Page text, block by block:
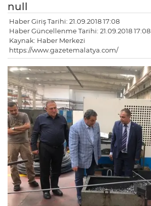
null
Haber Giriş Tarihi: 21.09.2018 17:08
Haber Güncellenme Tarihi: 21.09.2018 17:08
Kaynak: Haber Merkezi
https://www.gazetemalatya.com/